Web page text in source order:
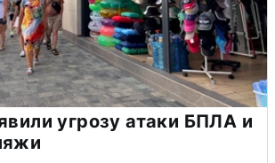
угрозу атаки БПЛА и